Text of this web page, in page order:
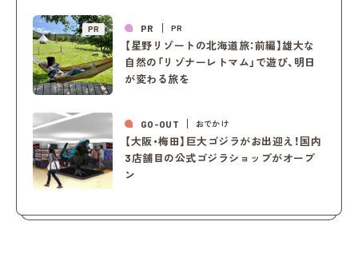
PR PR PR
【星野リゾートの北海道旅：前編】雄大な
自然の「リゾナーレトマム」で遊び、明日
が変わる旅を
GO-OUT おでかけ
【大阪・梅田】巨大ゴジラがお出迎え！国内
3店舗目の公式ゴジラショップがオープ
ン